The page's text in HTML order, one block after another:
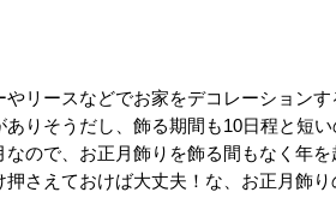
リースなどでお家をデコレーションす
りそうだし、飾る期間も10日程と短
ので、お正月飾りを飾る間もなく年
さえておけば大丈夫！な、お正月飾り